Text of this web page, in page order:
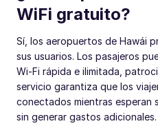
WiFi gratuito?
Sí, los aeropuertos de Hawái
sus usuarios. Los pasajeros
Wi-Fi rápida e ilimitada,
servicio garantiza que los
conectados mientras esperan
sin generar gastos adicionales.